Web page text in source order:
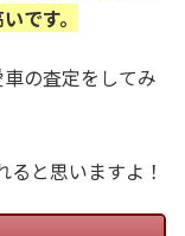
です。
の査定をしてみ
と思いますよ！